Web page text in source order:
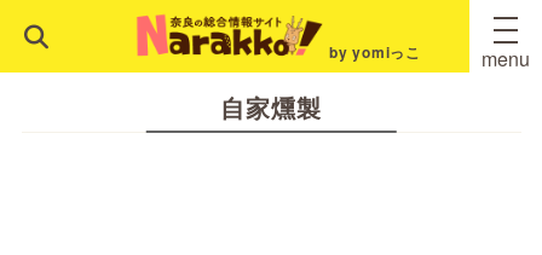
by yomiっこ menu
自家燻製